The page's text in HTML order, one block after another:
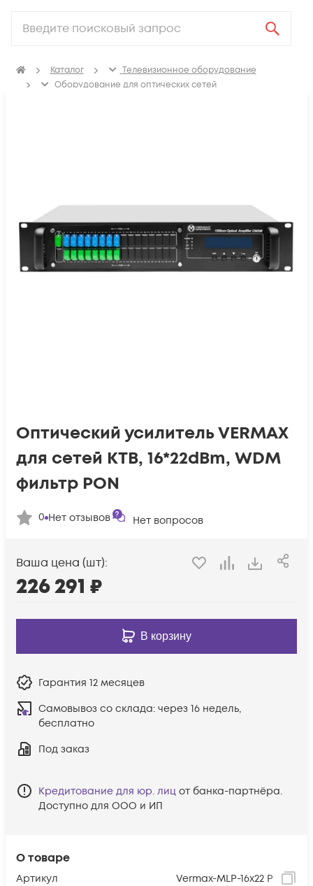
Каталог
Телевизионное оборудование
Оборудование для оптических сетей
О товаре
Артикул
Vermax-MLP-16x22 P
Оптический усилитель VERMAX
для сетей КТВ, 16*22dBm, WDM
фильтр PON
0 Нет отзывов Нет вопросов
Ваша цена (шт):
226 291 ₽
В корзину
Гарантия 12 месяцев
Самовывоз со склада: через 16 недель,
бесплатно
Под заказ
Кредитование для юр. лиц от банка-партнёра.
Доступно для ООО и ИП